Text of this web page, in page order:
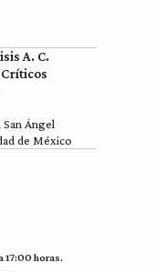
A. C.
Ángel
de México
17:00 horas.